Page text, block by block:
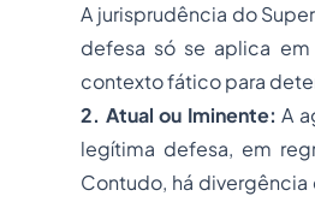
A jurisprudência do
defesa só se aplica
contexto fático para
2. Atual ou Iminente: A
legítima defesa, em
Contudo, há